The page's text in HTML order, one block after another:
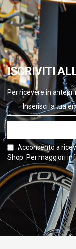
ISCRIVITI
Per ricevere in
Acconsento a
Shop. Per maggiori